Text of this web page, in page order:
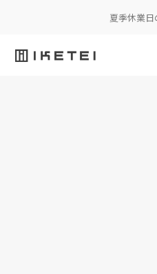
夏季休業日